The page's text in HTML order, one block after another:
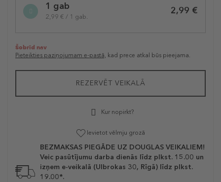
variation1 gab
2,99 € / 1 gab.
2,99 €
Šobrīd nav
Pieteikties paziņojumam e-pastā, kad prece atkal būs pieejama.
REZERVĒT VEIKALĀ
Kur nopirkt?
Ievietot vēlmju grozā
BEZMAKSAS PIEGĀDE UZ DOUGLAS VEIKALIEM!
Veic pasūtījumu darba dienās līdz plkst. 15.00 un
izņem e-veikalā (Ulbrokas 30, Rīgā) līdz plkst.
19.00*.